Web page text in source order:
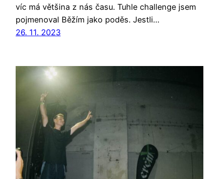
víc má většina z nás času. Tuhle challenge jsem
pojmenoval Běžím jako poděs. Jestli…
26. 11. 2023